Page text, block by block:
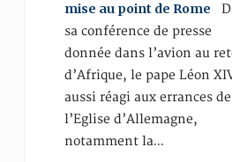
mise au point de Rome
sa conférence de presse
donnée dans l’avion au
d’Afrique, le pape Léon
aussi réagi aux errances de
l’Eglise d’Allemagne,
notamment la…